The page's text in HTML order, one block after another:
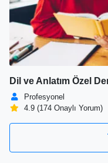
Dil ve Anlatım Özel
Profesyonel
4.9 (174 Onaylı Yorum)